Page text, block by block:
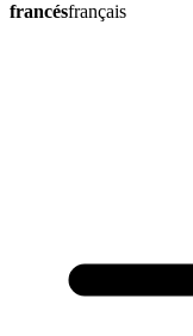
francésfrançais